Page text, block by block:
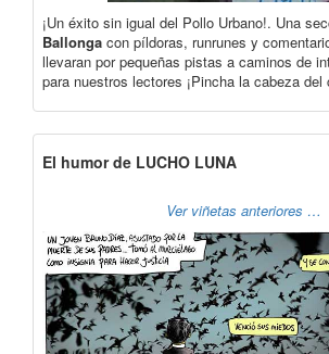
¡Un éxito sin igual del Pollo Urbano!. Una
Ballonga con píldoras, runrunes y
llevaran por pequeñas pistas a caminos de
para nuestros lectores ¡Pincha la cabeza del
El humor de LUCHO LUNA
Ver viñetas anteriores …